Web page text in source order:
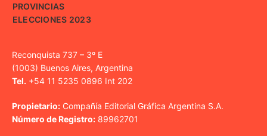
PROVINCIAS
ELECCIONES 2023
Reconquista 737 – 3º E
(1003) Buenos Aires, Argentina
Tel. +54 11 5235 0896 Int 202
Propietario: Compañía Editorial Gráfica Argentina S.A.
Número de Registro: 89962701